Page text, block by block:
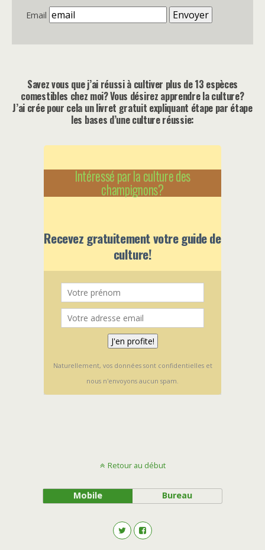
Email
Savez vous que j’ai réussi à cultiver plus de 13 espèces
comestibles chez moi? Vous désirez apprendre la culture?
J’ai crée pour cela un livret gratuit expliquant étape par étape
les bases d’une culture réussie:
Intéressé par la culture des
champignons?
Recevez gratuitement votre guide de
culture!
Naturellement, vos données sont confidentielles et
nous n'envoyons aucun spam.
Retour au début
Mobile Bureau